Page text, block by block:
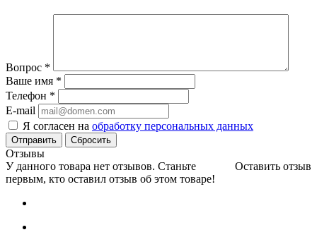
Вопрос *
Ваше имя *
Телефон *
E-mail
Я согласен на обработку персональных данных
Сбросить
Отзывы
Оставить отзыв
У данного товара нет отзывов. Станьте
первым, кто оставил отзыв об этом товаре!